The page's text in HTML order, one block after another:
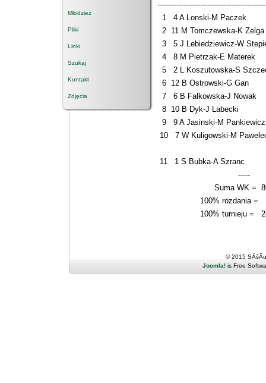
Młodzież
Pliki
Linki
Szukaj
Kontakt
Zdjęcia
1 4 A Lonski-M Paczek
2 11 M Tomczewska-K
3 5 J Lebiedziewicz-W
4 8 M Pietrzak-E
5 2 L Koszutowska-S
6 12 B Ostrowski-G
7 6 B Falkowska-J
8 10 B Dyk-J Labecki
9 9 A Jasinski-M
10 7 W Kuligowski-M
11 1 S Bubka-A
-----
Suma WK =
100% rozdania =
100% turnieju =
© 2015
Joomla!is Free